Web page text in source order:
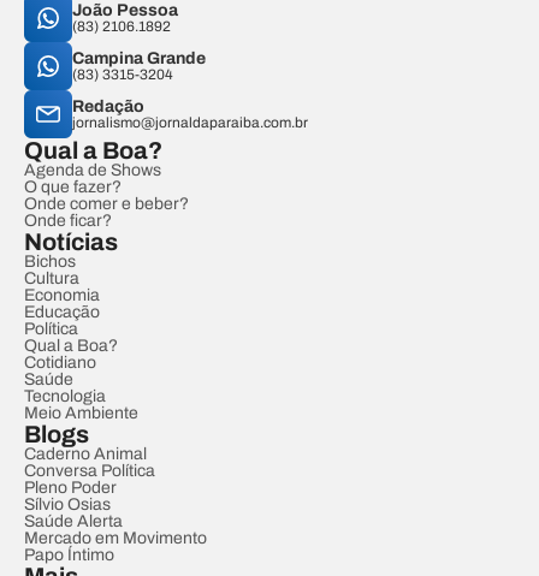
João Pessoa
(83) 2106.1892
Campina Grande
(83) 3315-3204
Redação
jornalismo@jornaldaparaiba.com.br
Qual a Boa?
Agenda de Shows
O que fazer?
Onde comer e beber?
Onde ficar?
Notícias
Bichos
Cultura
Economia
Educação
Política
Qual a Boa?
Cotidiano
Saúde
Tecnologia
Meio Ambiente
Blogs
Caderno Animal
Conversa Política
Pleno Poder
Sílvio Osias
Saúde Alerta
Mercado em Movimento
Papo Íntimo